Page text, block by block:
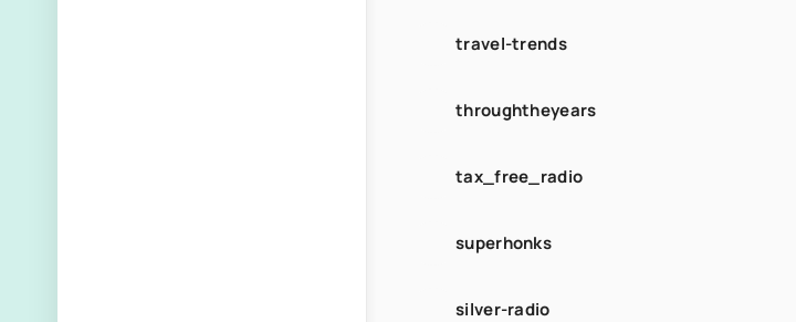
travel-trends
throughtheyears
tax_free_radio
superhonks
silver-radio